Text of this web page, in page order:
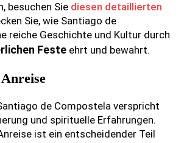
besuchen Sie diesen detaillierten
Sie, wie Santiago de
reiche Geschichte und Kultur durch
Feste ehrt und bewahrt.
de Compostela verspricht
und spirituelle Erfahrungen.
ist ein entscheidender Teil